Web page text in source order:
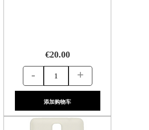
€20.00
- +
添加购物车